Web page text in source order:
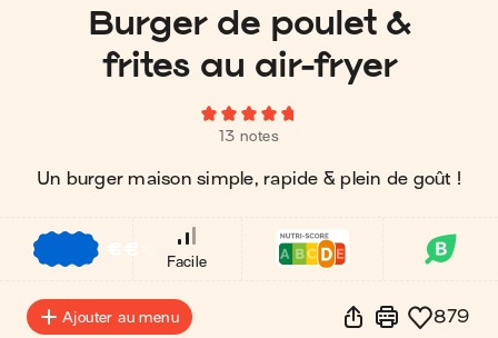
Burger de poulet &
frites au air-fryer
13 notes
Un burger maison simple, rapide & plein de goût !
€€
Facile
Ajouter au menu 879